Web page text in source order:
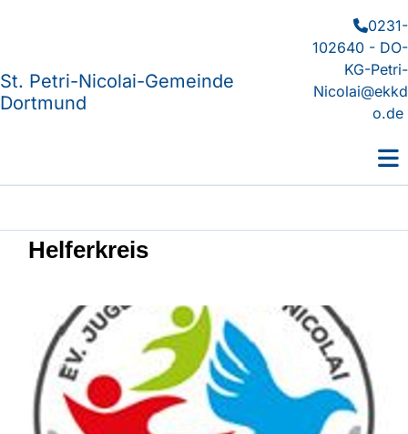
St. Petri-Nicolai-Gemeinde
Dortmund
0231-
102640 - DO-
KG-Petri-
Nicolai@ekkd
o.de
Helferkreis